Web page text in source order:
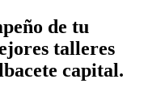
de tu
talleres
capital.